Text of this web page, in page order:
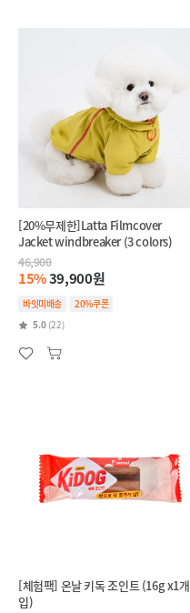
[20%무제한]Latta Filmcover
Jacket windbreaker (3 colors)
46,900
15%39,900원
바잇미배송
20%쿠폰
5.0 (22)
[체험팩] 온날 키독 조인트 (16g x1개
입)